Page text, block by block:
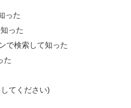
った
った
で検索して知った
た
てください)